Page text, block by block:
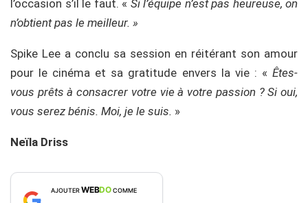
l’occasion s’il le faut. « Si l’équipe n’est pas heureuse, on
n’obtient pas le meilleur. »
Spike Lee a conclu sa session en réitérant son amour
pour le cinéma et sa gratitude envers la vie : « Êtes-
vous prêts à consacrer votre vie à votre passion ? Si oui,
vous serez bénis. Moi, je le suis. »
Neïla Driss
AJOUTERWEBDOCOMME